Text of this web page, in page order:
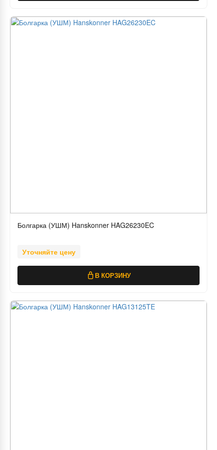
Болгарка (УШМ) Hanskonner HAG26230EC
Уточняйте цену
В КОРЗИНУ